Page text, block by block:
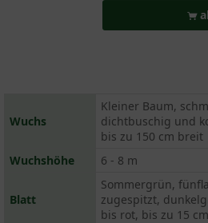
Wuchs
Kleiner Baum,
dichtbuschig und
bis zu 150 cm breit
Wuchshöhe
6 - 8 m
Blatt
Sommergrün,
zugespitzt,
bis rot, bis zu 15